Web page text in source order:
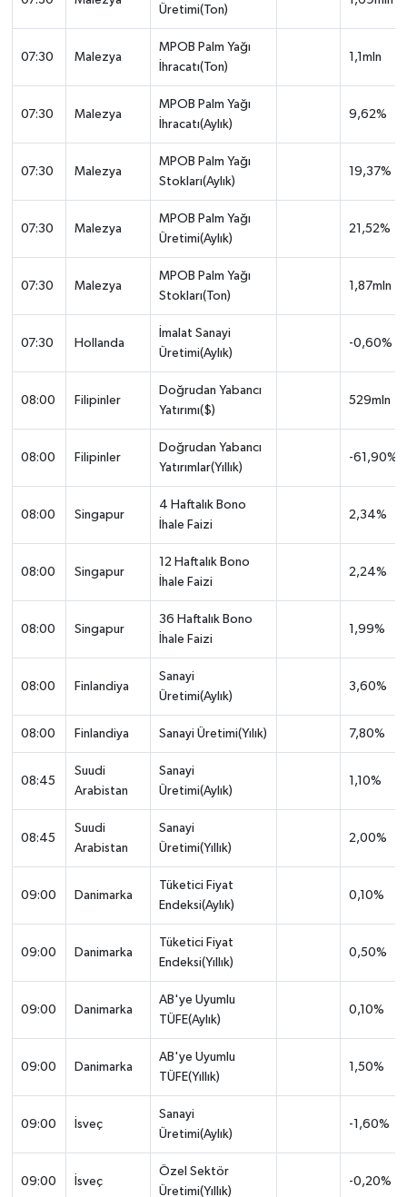
Üretimi(Ton)
07:30 Malezya
MPOB Palm Yağı
İhracatı(Ton)
1,1mln
07:30 Malezya
MPOB Palm Yağı
İhracatı(Aylık)
9,62%
07:30 Malezya
MPOB Palm Yağı
Stokları(Aylık)
19,37%
07:30 Malezya
MPOB Palm Yağı
Üretimi(Aylık)
21,52%
07:30 Malezya
MPOB Palm Yağı
Stokları(Ton)
1,87mln
07:30 Hollanda
İmalat Sanayi
Üretimi(Aylık)
-0,60%
08:00 Filipinler
Doğrudan Yabancı
Yatırımı($)
529mln
08:00 Filipinler
Doğrudan Yabancı
Yatırımlar(Yıllık)
-61,90%
08:00 Singapur
4 Haftalık Bono
İhale Faizi
2,34%
08:00 Singapur
12 Haftalık Bono
İhale Faizi
2,24%
08:00 Singapur
36 Haftalık Bono
İhale Faizi
1,99%
08:00 Finlandiya
Sanayi
Üretimi(Aylık)
3,60%
08:00 Finlandiya Sanayi Üretimi(Yılık) 7,80%
08:45
Suudi
Arabistan
Sanayi
Üretimi(Aylık)
1,10%
08:45
Suudi
Arabistan
Sanayi
Üretimi(Yıllık)
2,00%
09:00 Danimarka
Tüketici Fiyat
Endeksi(Aylık)
0,10%
09:00 Danimarka
Tüketici Fiyat
Endeksi(Yıllık)
0,50%
09:00 Danimarka
AB'ye Uyumlu
TÜFE(Aylık)
0,10%
09:00 Danimarka
AB'ye Uyumlu
TÜFE(Yıllık)
1,50%
09:00 İsveç
Sanayi
Üretimi(Aylık)
-1,60%
09:00 İsveç
Özel Sektör
Üretimi(Yıllık)
-0,20%